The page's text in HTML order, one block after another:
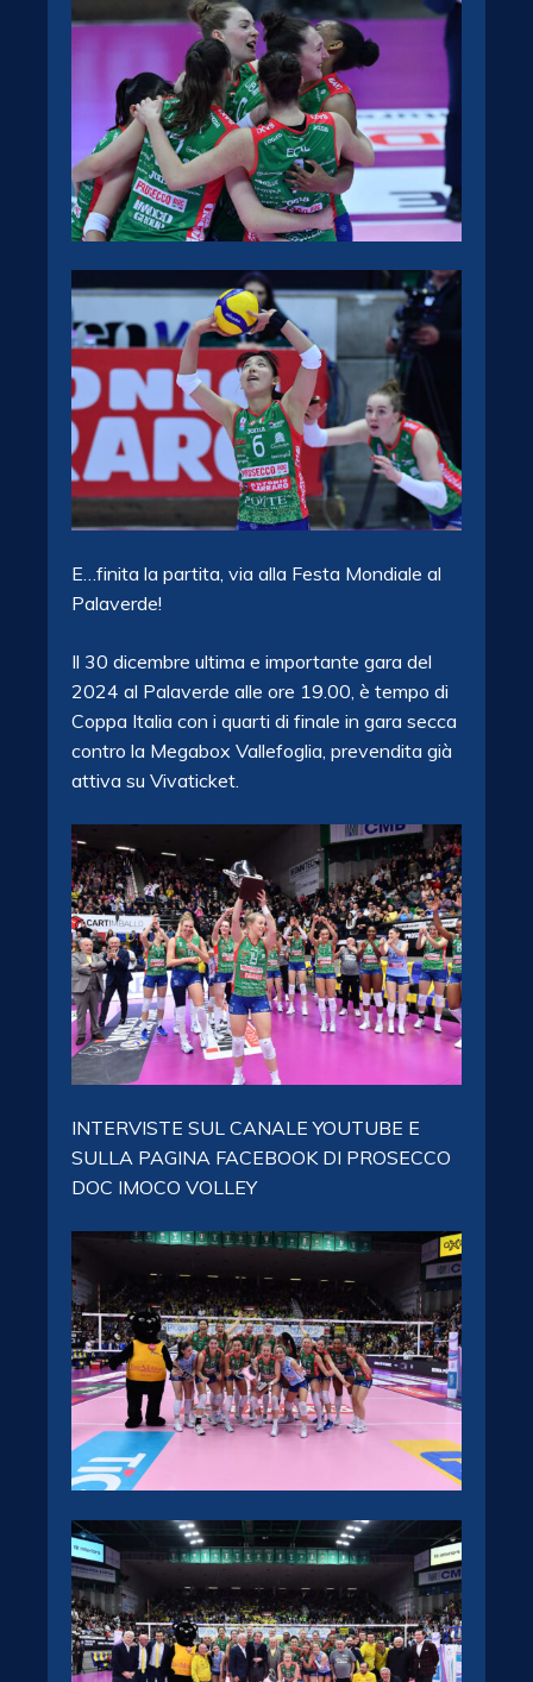
E…finita la partita, via alla Festa Mondiale al
Palaverde!
Il 30 dicembre ultima e importante gara del
2024 al Palaverde alle ore 19.00, è tempo di
Coppa Italia con i quarti di finale in gara secca
contro la Megabox Vallefoglia, prevendita già
attiva su Vivaticket.
INTERVISTE SUL CANALE YOUTUBE E
SULLA PAGINA FACEBOOK DI PROSECCO
DOC IMOCO VOLLEY